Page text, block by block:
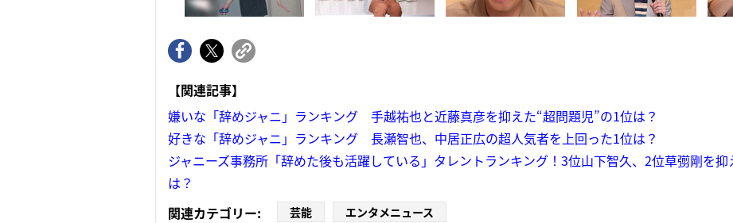
【関連記事】
嫌いな「辞めジャニ」ランキング 手越祐也と近藤真彦を抑えた“超問題児”の1位は？
好きな「辞めジャニ」ランキング 長瀬智也、中居正広の超人気者を上回った1位は？
ジャニーズ事務所「辞めた後も活躍している」タレントランキング！3位山下智久、2位草彅剛を抑
は？
関連カテゴリー:
芸能 エンタメニュース